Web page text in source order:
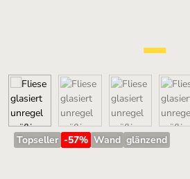
Topseller -57% Wand glänzend